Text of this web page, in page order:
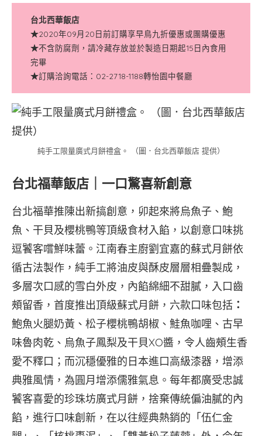
台北西華飯店
★2020年09月20日前訂購享早鳥九折優惠或團購優惠
★不含防腐劑，請冷藏存放並於製造日期起15日內食用
完畢
★訂購洽詢電話：02-2718-1188轉怡園中餐廳
純手工限量廣式月餅禮盒。 （圖．台北西華飯店 提供）
台北福華飯店｜一口驚喜新創意
台北福華推陳出新搞創意，卯起來將烏魚子、鮑
魚、干貝及櫻桃鴨等頂級食材入餡，以創意口味挑
逗饕客嚐鮮味蕾。江南春主廚劉宜嘉的蘇式月餅依
循古法製作，純手工將油皮與酥皮層層相疊製成，
多層次口感的雪白外皮，內餡綿細不甜膩，入口齒
頰留香，首度推出頂級蘇式月餅，六款口味包括 ：
鮑魚火腿奶黃、松子櫻桃鴨胡椒、鮭魚咖哩、古早
味魯肉乾、烏魚子鳳梨及干貝XO醬，令人齒頰生香
愛不釋口；而沉穩優雅的日本進口高級漆器，增添
典雅風情，為圓月增添儒雅氣息。每年都廣受忠誠
饕客喜愛的珍珠坊廣式月餅，捨棄傳統偏油膩的內
餡，進行口味創新，在以往經典熱銷的「伍仁金